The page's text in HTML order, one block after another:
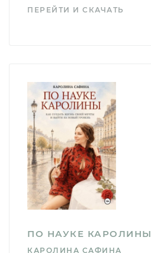
ПЕРЕЙТИ И СКАЧАТЬ
ПО НАУКЕ КАРОЛИНЫ
КАРОЛИНА САФИНА